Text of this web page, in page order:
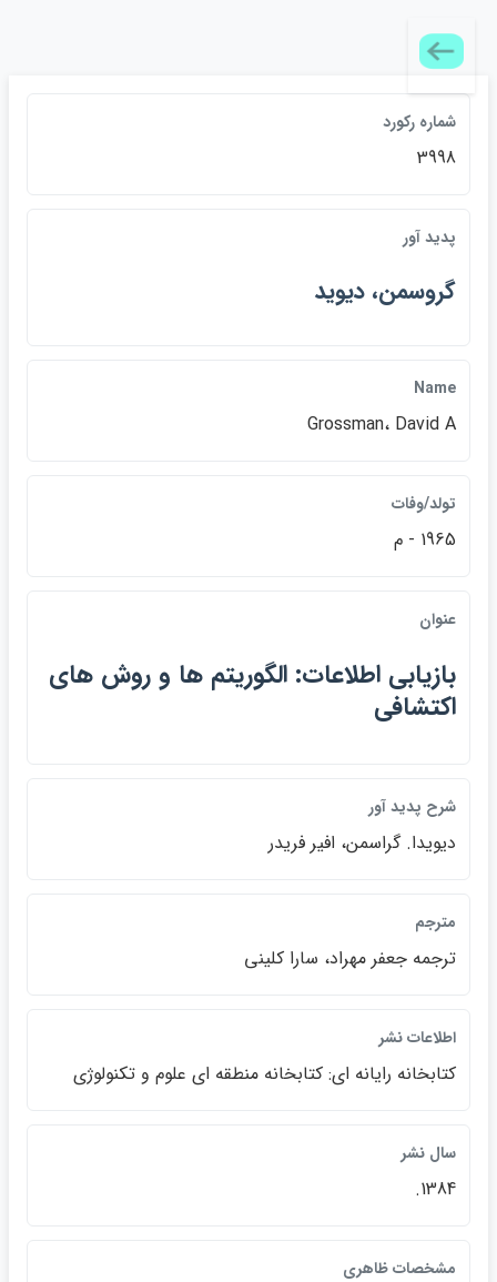
شماره رکورد
3998
پديد آور
گروسمن، ديويد
Name
Grossman، David A
تولد/وفات
1965 - م
عنوان
بازيابي اطلاعات: الگوريتم ها و روش هاي
اكتشافي
شرح پديد آور
ديويدا. گراسمن، افير فريدر
مترجم
ترجمه جعفر مهراد، سارا كليني
اطلاعات نشر
كتابخانه رايانه اي: كتابخانه منطقه اي علوم و تكنولوژي
سال نشر
1384.
مشخصات ظاهري